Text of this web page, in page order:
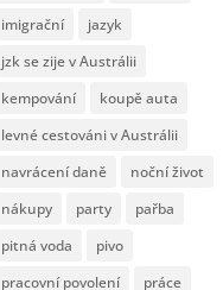
imigrační
jazyk
jzk se zije v Austrálii
kempování
koupě auta
levné cestováni v Austrálii
navrácení daně
noční život
nákupy
party
pařba
pitná voda
pivo
pracovní povolení
práce